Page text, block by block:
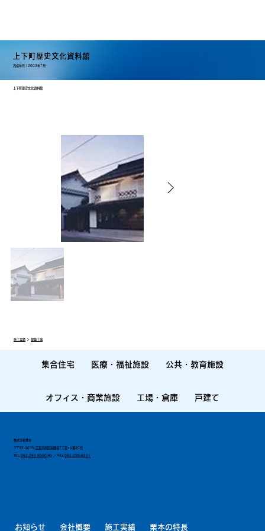
上下町歴史文化資料館
完成年月｜2003年7月
上下町歴史文化資料館
集合住宅 医療・福祉施設 公共・教育施設
オフィス・商業施設 工場・倉庫 戸建て
施工実績＞ 建築工事
お知らせ 会社概要 施工実績 栗本の特長
株式会社栗本
TEL082-293-8500(代) ／ FAX082-295-8231
〒733-0035 広島市西区南観音7丁目14番20号